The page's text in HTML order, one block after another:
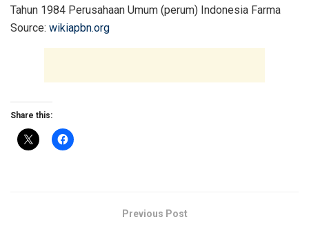
Tahun 1984 Perusahaan Umum (perum) Indonesia Farma
Source: wikiapbn.org
Share this:
Previous Post